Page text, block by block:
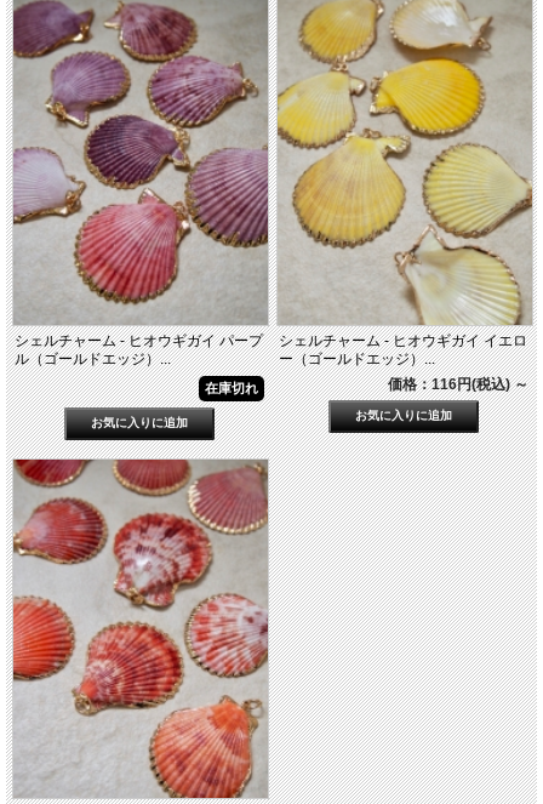
シェルチャーム - ヒオウギガイ パープ
ル（ゴールドエッジ）...
在庫切れ
シェルチャーム - ヒオウギガイ イエロ
ー（ゴールドエッジ）...
価格：116円(税込)～